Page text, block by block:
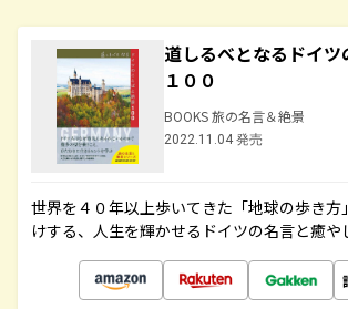
道しるべとなるドイ
１００
BOOKS 旅の名言＆絶景
2022.11.04 発売
世界を４０年以上歩いてきた「地球の歩き方
けする、人生を輝かせるドイツの名言と癒や